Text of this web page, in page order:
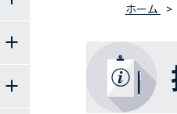
ホーム